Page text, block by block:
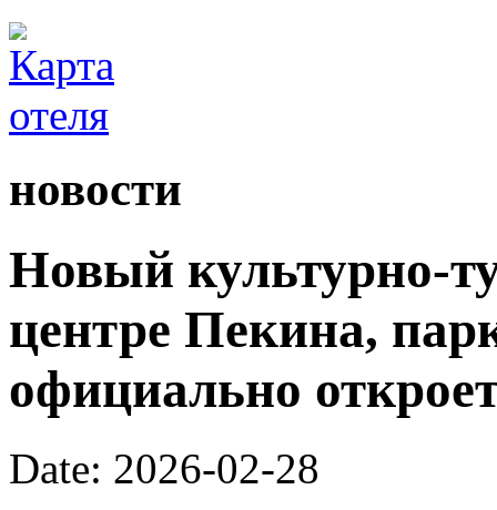
новости
Новый культурно-
центре Пекина,
официально
Date: 2026-02-28